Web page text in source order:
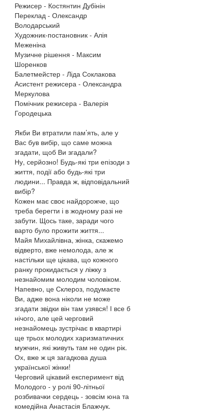
Режисер - Костянтин Дубінін
Переклад - Олександр
Володарський
Художник-постановник - Алія
Меженіна
Музичне рішення - Максим
Шоренков
Балетмейстер - Ліда Соклакова
Асистент режисера - Олександра
Меркулова
Помічник режисера - Валерія
Городецька
Якби Ви втратили пам’ять, але у
Вас був вибір, що саме можна
згадати, щоб Ви згадали?
Ну, серйозно! Будь-які три епізоди з
життя, події або будь-які три
людини... Правда ж, відповідальний
вибір?
Кожен має своє найдорожче, що
треба берегти і в жодному разі не
забути. Щось таке, заради чого
варто було прожити життя...
Майя Михайлівна, жінка, скажемо
відверто, вже немолода, але ж
настільки ще цікава, що кожного
ранку прокидається у ліжку з
незнайомим молодим чоловіком.
Напевно, це Склероз, подумаєте
Ви, адже вона ніколи не може
згадати звідки він там узявся! І все б
нічого, але цей черговий
незнайомець зустрічає в квартирі
ще трьох молодих харизматичних
мужчин, які живуть там не один рік.
Ох, вже ж ця загадкова душа
української жінки!
Черговий цікавий експеримент від
Молодого - у ролі 90-літньої
розбивачки сердець - зовсім юна та
комедійна Анастасія Блажчук.